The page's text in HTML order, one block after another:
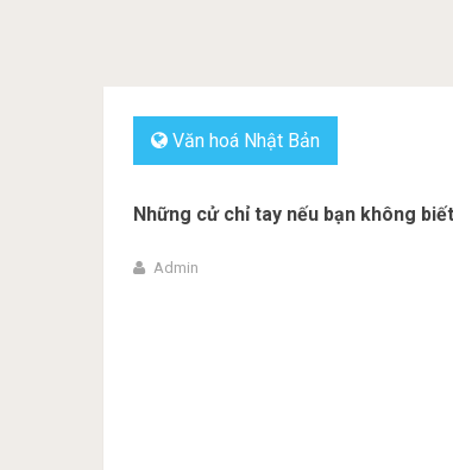
Văn hoá Nhật Bản
Những cử chỉ tay nếu bạn không
Admin